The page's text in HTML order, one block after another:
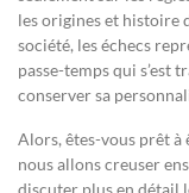
les origines et histoire
société, les échecs
passe-temps qui s’est
conserver sa
Alors, êtes-vous prêt à
nous allons creuser
discuter plus en détail